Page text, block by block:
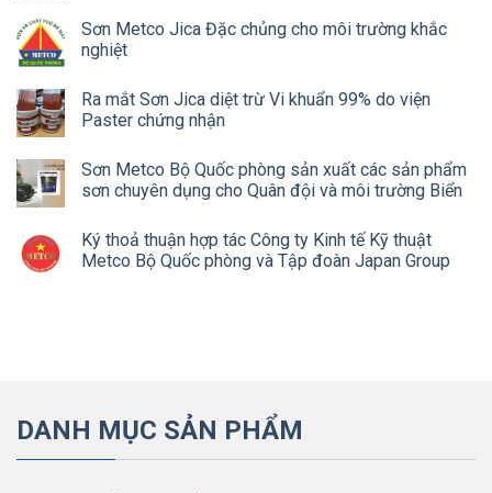
Sơn Metco Jica Đặc chủng cho môi trường khắc
nghiệt
Ra mắt Sơn Jica diệt trừ Vi khuẩn 99% do viện
Paster chứng nhận
Sơn Metco Bộ Quốc phòng sản xuất các sản phẩm
sơn chuyên dụng cho Quân đội và môi trường Biển
Ký thoả thuận hợp tác Công ty Kinh tế Kỹ thuật
Metco Bộ Quốc phòng và Tập đoàn Japan Group
DANH MỤC SẢN PHẨM